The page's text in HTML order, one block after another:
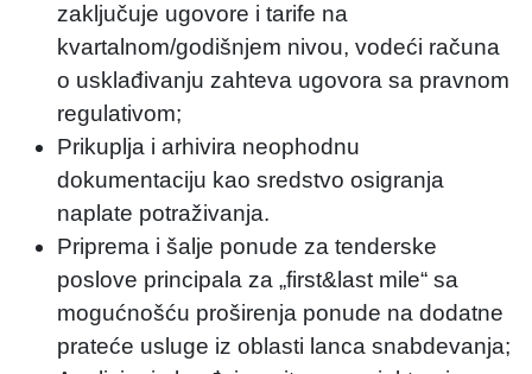
zaključuje ugovore i tarife na
kvartalnom/godišnjem nivou, vodeći računa
o usklađivanju zahteva ugovora sa pravnom
regulativom;
Prikuplja i arhivira neophodnu
dokumentaciju kao sredstvo osigranja
naplate potraživanja.
Priprema i šalje ponude za tenderske
poslove principala za „first&last mile“ sa
mogućnošću proširenja ponude na dodatne
prateće usluge iz oblasti lanca snabdevanja;